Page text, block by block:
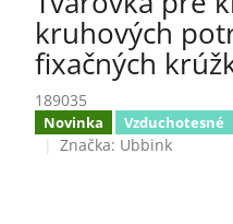
kruhových
fixačných
189035
Novinka Vzduchotesné
Značka: Ubbink